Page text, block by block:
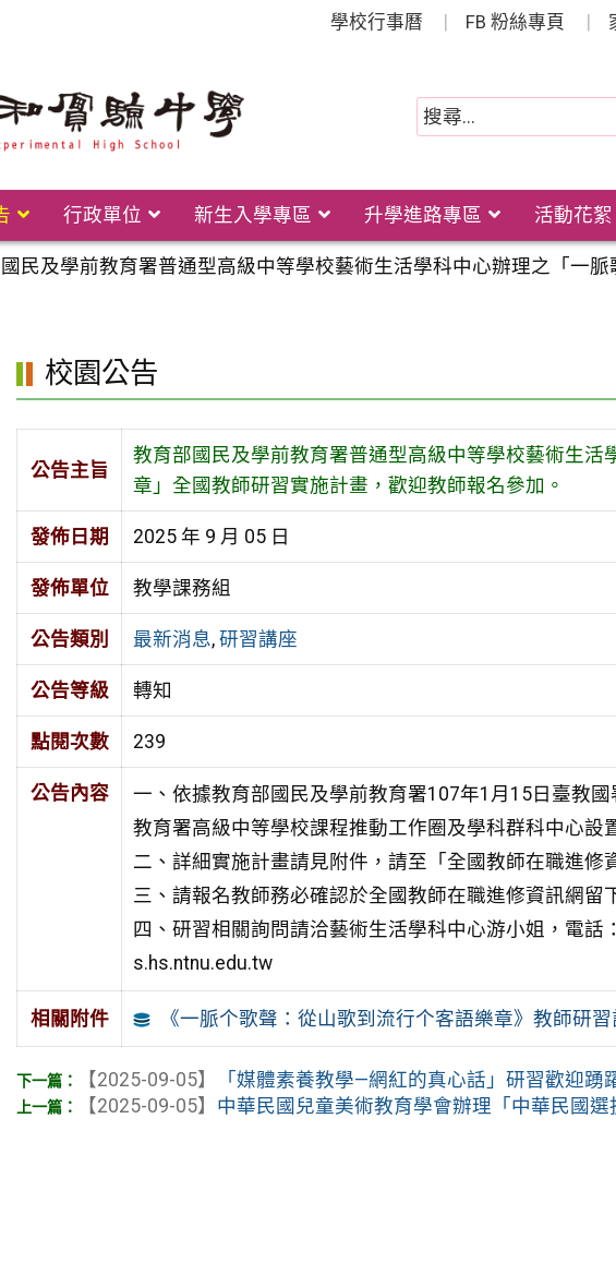
學校行事曆 FB 粉絲專頁
行政單位 新生入學專區 升學進路專區 活動花絮
民及學前教育署普通型高級中等學校藝術生活學科中心辦理之「一
校園公告
公告主旨
教育部國民及學前教育署普通型高級中等學校藝術生
章」全國教師研習實施計畫，歡迎教師報名參加。
發佈日期 2025 年 9 月 05 日
發佈單位 教學課務組
公告類別 最新消息, 研習講座
公告等級 轉知
點閱次數 239
公告內容
一、依據教育部國民及學前教育署107年1月15日臺教
教育署高級中等學校課程推動工作圈及學科群科中心設
二、詳細實施計畫請見附件，請至「全國教師在職進修
三、請報名教師務必確認於全國教師在職進修資訊網留
四、研習相關詢問請洽藝術生活學科中心游小姐，電
s.hs.ntnu.edu.tw
相關附件 《一脈个歌聲：從山歌到流行个客語樂章》教師研習
【2025-09-05】
「媒體素養教學—網紅的真心話」研習歡迎踴
【2025-09-05】 中華民國兒童美術教育學會辦理「中華民國選